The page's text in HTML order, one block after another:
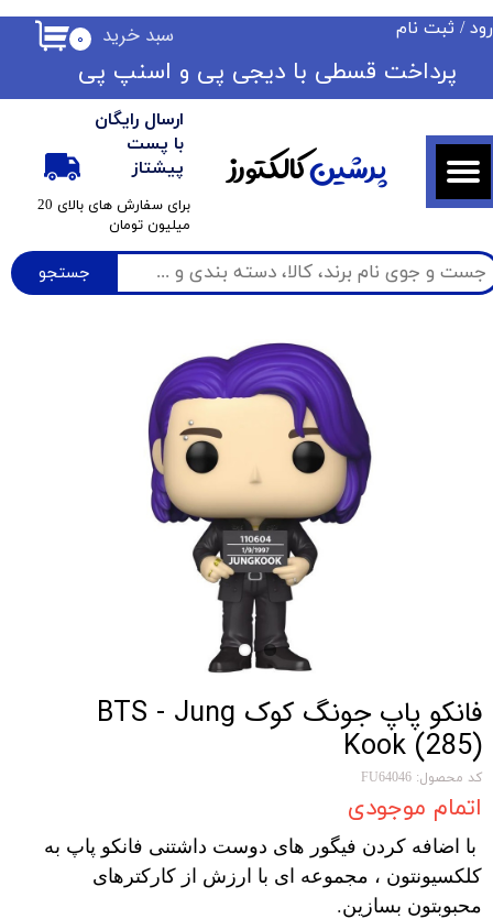
جستجو
ارسال رایگان
با پست
پیشتاز
​برای سفارش های بالای 20
میلیون تومان
۰ سبد خرید / ثبت نام
حساب کاربری من
تغییر گذر واژه
سفارشات
خروج از حساب کاربری
​​پرداخت قسطی با دیجی پی ​​​​​​​و اسنپ پی
پرشینکالکتورز
فانکو پاپ جونگ کوک BTS - Jung
Kook (285)
کد محصول: FU64046
اتمام موجودی
با اضافه کردن فیگور های دوست داشتنی فانکو پاپ به
کلکسیونتون ، مجموعه ای با ارزش از کارکترهای
محبوبتون بسازین.